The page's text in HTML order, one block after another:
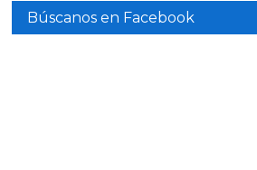
Búscanos en Facebook